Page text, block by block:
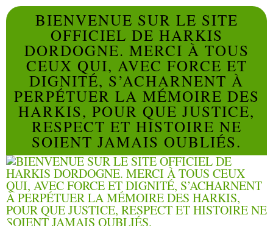
BIENVENUE SUR LE SITE
OFFICIEL DE HARKIS
DORDOGNE. MERCI À TOUS
CEUX QUI, AVEC FORCE ET
DIGNITÉ, S’ACHARNENT À
PERPÉTUER LA MÉMOIRE DES
HARKIS, POUR QUE JUSTICE,
RESPECT ET HISTOIRE NE
SOIENT JAMAIS OUBLIÉS.